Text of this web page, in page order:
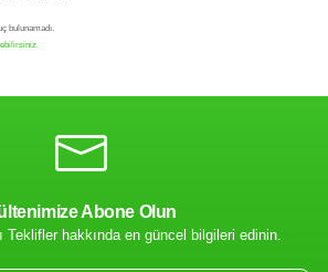
Abone Olun
Teklifler hakkında en güncel bilgileri edinin.